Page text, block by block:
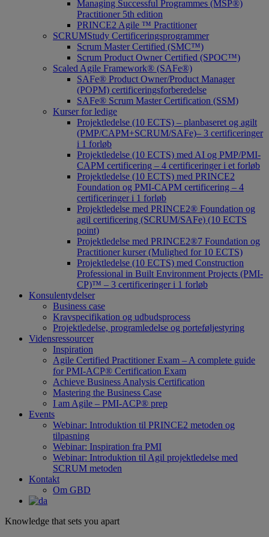
Managing Successful Programmes (MSP®)
Practitioner 5th edition
PRINCE2 Agile ™ Practitioner
SCRUMStudy Certificeringsprogrammer
Scrum Master Certified (SMC™)
Scrum Product Owner Certified (SPOC™)
Scaled Agile Framework® (SAFe®)
SAFe® Product Owner/Product Manager
(POPM) certificeringsforberedelse
SAFe® Scrum Master Certification (SSM)
Kurser for ledige
Projektledelse (10 ECTS) – planbaseret og agilt
(PMP/CAPM+SCRUM/SAFe)– 3 certificeringer
i 1 forløb
Projektledelse (10 ECTS) med AI og PMP/PMI-
CAPM certificering – 4 certificeringer i et forløb
Projektledelse (10 ECTS) med PRINCE2
Foundation og PMI-CAPM certificering – 4
certificeringer i 1 forløb
Projektledelse med PRINCE2® Foundation og
agil certificering (SCRUM/SAFe) (10 ECTS
point)
Projektledelse med PRINCE2®7 Foundation og
Practitioner kurser (Mulighed for 10 ECTS)
Projektledelse (10 ECTS) med Construction
Professional in Built Environment Projects (PMI-
CP)™ – 3 certificeringer i 1 forløb
Konsulentydelser
Business case
Kravspecifikation og udbudsprocess
Projektledelse, programledelse og porteføljestyring
Vidensressourcer
Inspiration
Agile Certified Practitioner Exam – A complete guide
for PMI-ACP® Certification Exam
Achieve Business Analysis Certification
Mastering the Business Case
I am Agile – PMI-ACP® prep
Events
Webinar: Introduktion til PRINCE2 metoden og
tilpasning
Webinar: Inspiration fra PMI
Webinar: Introduktion til Agil projektledelse med
SCRUM metoden
Kontakt
Om GBD
Knowledge that sets you apart